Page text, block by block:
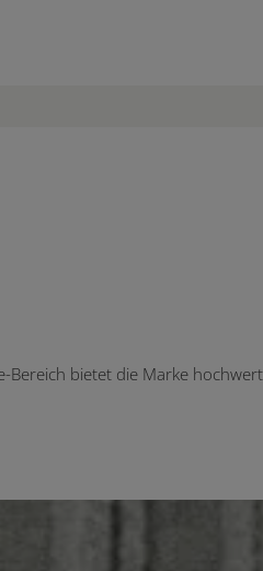
Bereich bietet die Marke